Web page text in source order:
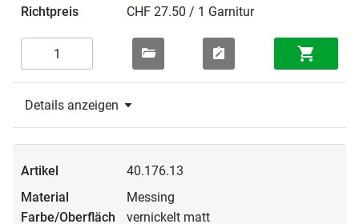
CHF 27.50 / 1 Garnitur
Details anzeigen
40.176.13
Messing
vernickelt matt